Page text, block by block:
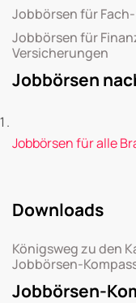
Jobbörsen für
Jobbörsen für
Versicherungen
Jobbörsen
Jobbörsen für alle
Downloads
Königsweg zu den
Jobbörsen-
Jobbörsen-